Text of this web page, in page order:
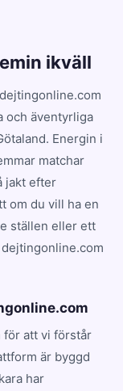
ikväll
och äventyrliga
Energin i
matchar
jakt efter
om du vill ha en
ställen eller ett
för att vi förstår
är byggd
har